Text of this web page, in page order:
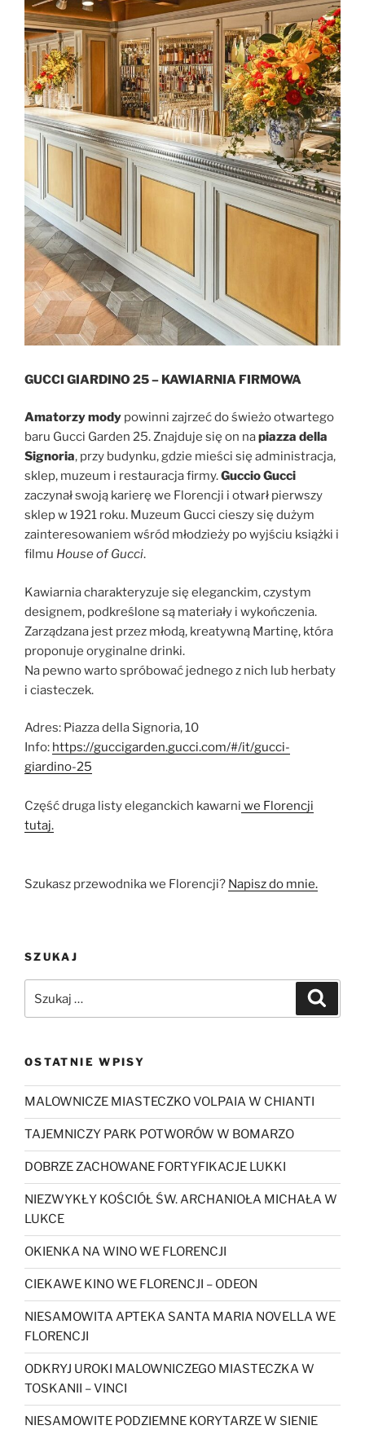
GUCCI GIARDINO 25 – KAWIARNIA FIRMOWA
Amatorzy mody powinni zajrzeć do świeżo otwartego
baru Gucci Garden 25. Znajduje się on napiazza della
Signoria, przy budynku, gdzie mieści się administracja,
sklep, muzeum i restauracja firmy.Guccio Gucci
zaczynał swoją karierę we Florencji i otwarł pierwszy
sklep w 1921 roku. Muzeum Gucci cieszy się dużym
zainteresowaniem wśród młodzieży po wyjściu książki i
filmu House of Gucci.
Kawiarnia charakteryzuje się eleganckim, czystym
designem, podkreślone są materiały i wykończenia.
Zarządzana jest przez młodą, kreatywną Martinę, która
proponuje oryginalne drinki.
Na pewno warto spróbować jednego z nich lub herbaty
i ciasteczek.
Adres: Piazza della Signoria, 10
Info: https://guccigarden.gucci.com/#/it/gucci-
giardino-25
Część druga listy eleganckich kawarni we Florencji
tutaj.
Szukasz przewodnika we Florencji? Napisz do mnie.
SZUKAJ
OSTATNIE WPISY
MALOWNICZE MIASTECZKO VOLPAIA W CHIANTI
TAJEMNICZY PARK POTWORÓW W BOMARZO
DOBRZE ZACHOWANE FORTYFIKACJE LUKKI
NIEZWYKŁY KOŚCIÓŁ ŚW. ARCHANIOŁA MICHAŁA W
LUKCE
OKIENKA NA WINO WE FLORENCJI
CIEKAWE KINO WE FLORENCJI – ODEON
NIESAMOWITA APTEKA SANTA MARIA NOVELLA WE
FLORENCJI
ODKRYJ UROKI MALOWNICZEGO MIASTECZKA W
TOSKANII – VINCI
NIESAMOWITE PODZIEMNE KORYTARZE W SIENIE